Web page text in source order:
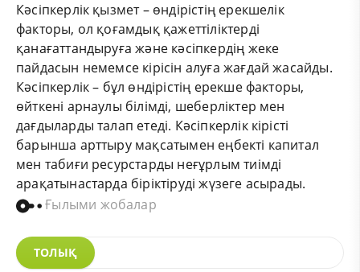
Кәсіпкерлік қызмет – өндірістің ерекшелік
факторы, ол қоғамдық қажеттіліктерді
қанағаттандыруға және кәсіпкердің жеке
пайдасын немемсе кірісін алуға жағдай жасайды.
Кәсіпкерлік – бұл өндірістің ерекше факторы,
өйткені арнаулы білімді, шеберліктер мен
дағдыларды талап етеді. Кәсіпкерлік кірісті
барынша арттыру мақсатымен еңбекті капитал
мен табиғи ресурстарды неғұрлым тиімді
арақатынастарда біріктіруді жүзеге асырады.
Ғылыми жобалар
ТОЛЫҚ